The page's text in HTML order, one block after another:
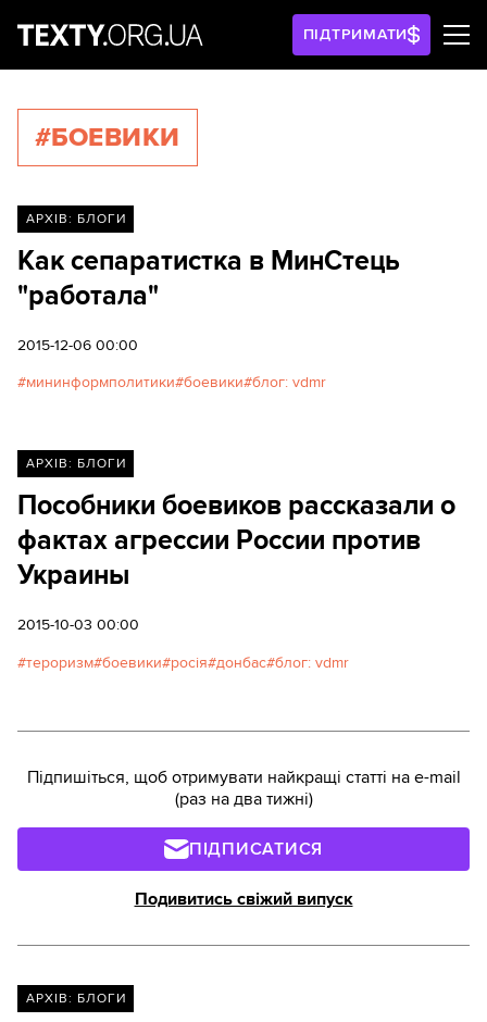
ПІДТРИМАТИ
#БОЕВИКИ
АРХІВ: БЛОГИ
Как сепаратистка в МинСтець
"работала"
2015-12-06 00:00
мининформполитики боевики блог: vdmr
АРХІВ: БЛОГИ
Пособники боевиков рассказали о
фактах агрессии России против
Украины
2015-10-03 00:00
тероризм боевики росія донбас блог: vdmr
Підпишіться, щоб отримувати найкращі статті на e-mail
(раз на два тижні)
ПІДПИСАТИСЯ
Подивитись свіжий випуск
АРХІВ: БЛОГИ